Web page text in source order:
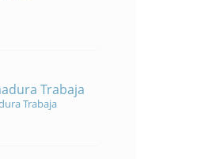
Trabaja
Trabaja